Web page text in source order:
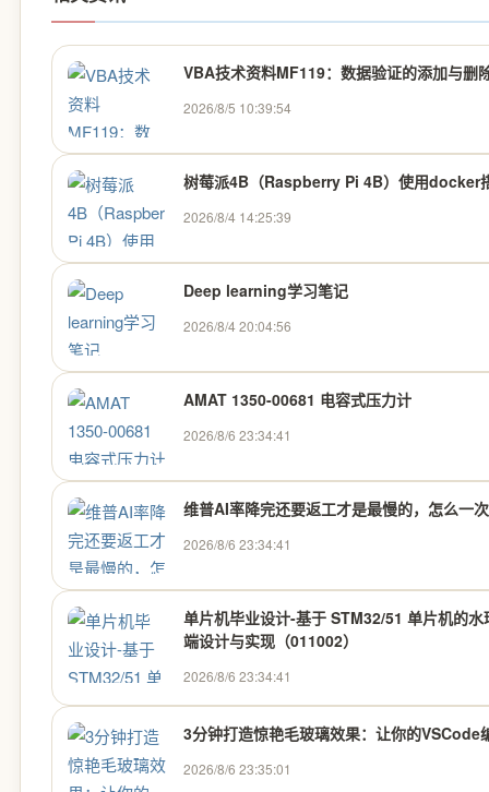
VBA技术资料MF119：数据验证的添加与删
2026/8/5 10:39:54
树莓派4B（Raspberry Pi 4B）使用
2026/8/4 14:25:39
Deep learning学习笔记
2026/8/4 20:04:56
AMAT 1350-00681 电容式压力计
2026/8/6 23:34:41
维普AI率降完还要返工才是最慢的，怎么一
2026/8/6 23:34:41
单片机毕业设计-基于 STM32/51 单片机的
端设计与实现（011002）
2026/8/6 23:34:41
3分钟打造惊艳毛玻璃效果：让你的VSCode
2026/8/6 23:35:01